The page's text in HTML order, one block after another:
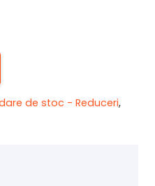
de stoc - Reduceri,